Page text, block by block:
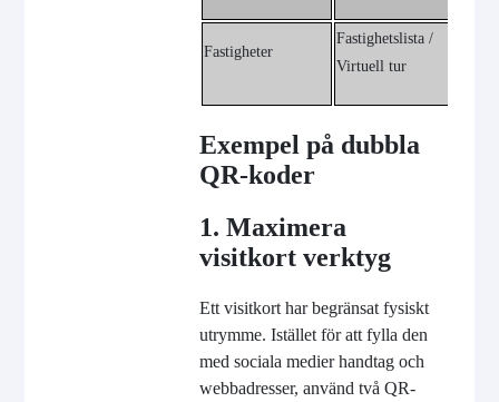
Fastigheter
Fastighetslista /
Virtuell tur
Exempel på dubbla
QR-koder
1. Maximera
visitkort verktyg
Ett visitkort har begränsat fysiskt
utrymme. Istället för att fylla den
med sociala medier handtag och
webbadresser, använd två QR-